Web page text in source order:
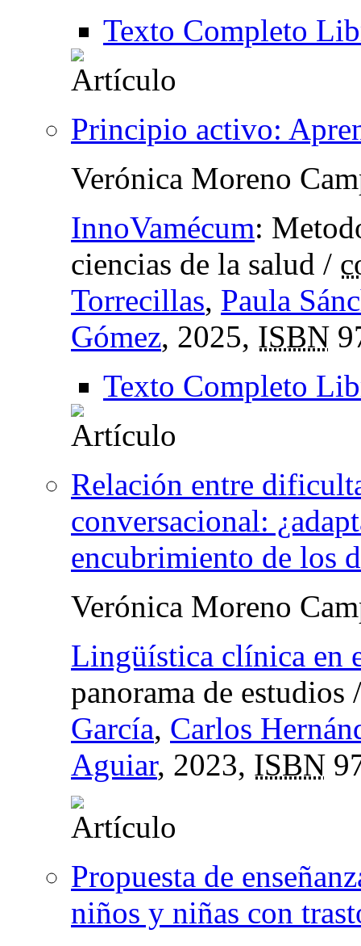
Texto Completo
Principio activo:
Verónica Moreno
InnoVamécum:
ciencias de la salud /
Torrecillas, Paula
Gómez, 2025, ISBN
Texto Completo
Relación entre
conversacional:
encubrimiento de los
Verónica Moreno
Lingüística clínica en
panorama de estudios
García, Carlos
Aguiar, 2023, ISBN
Propuesta de
niños y niñas con